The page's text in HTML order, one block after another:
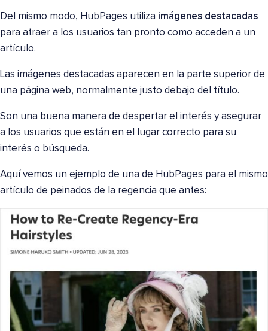
Del mismo modo, HubPages utiliza imágenes destacadas
para atraer a los usuarios tan pronto como acceden a un
artículo.
Las imágenes destacadas aparecen en la parte superior de
una página web, normalmente justo debajo del título.
Son una buena manera de despertar el interés y asegurar
a los usuarios que están en el lugar correcto para su
interés o búsqueda.
Aquí vemos un ejemplo de una de HubPages para el mismo
artículo de peinados de la regencia que antes: